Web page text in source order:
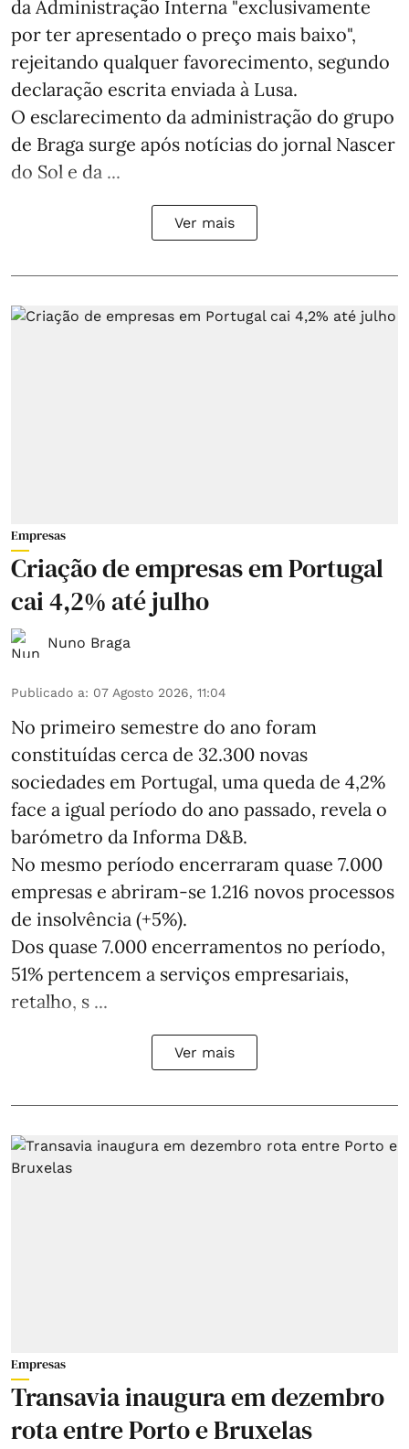
da Administração Interna "exclusivamente
por ter apresentado o preço mais baixo",
rejeitando qualquer favorecimento, segundo
declaração escrita enviada à Lusa.
O esclarecimento da administração do grupo
de Braga surge após notícias do jornal Nascer
do Sol e da ...
Ver mais
Empresas
Criação de empresas em Portugal
cai 4,2% até julho
Nuno Braga
Publicado a: 07 Agosto 2026, 11:04
No primeiro semestre do ano foram
constituídas cerca de 32.300 novas
sociedades em Portugal, uma queda de 4,2%
face a igual período do ano passado, revela o
barómetro da Informa D&B.
No mesmo período encerraram quase 7.000
empresas e abriram‑se 1.216 novos processos
de insolvência (+5%).
Dos quase 7.000 encerramentos no período,
51% pertencem a serviços empresariais,
retalho, s ...
Ver mais
Empresas
Transavia inaugura em dezembro
rota entre Porto e Bruxelas